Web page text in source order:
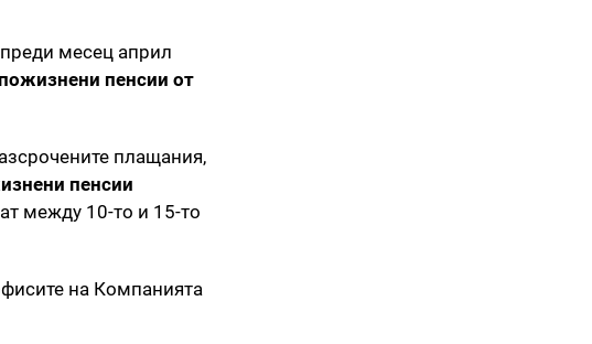
месец април
пенсии от
плащания,
пенсии
между 10-то и 15-то
на Компанията